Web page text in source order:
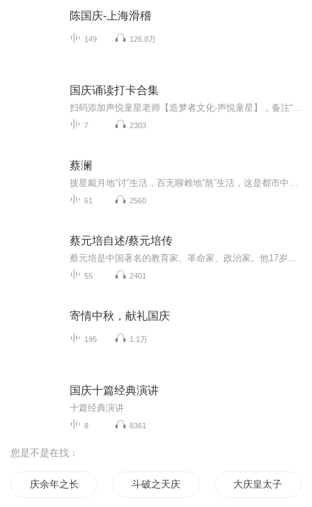
陈国庆-上海滑稽
149 126.8万
国庆诵读打卡合集
7 2303
蔡澜
61 2560
蔡元培自述/蔡元培传
55 2401
寄情中秋，献礼国庆
195 1.1万
国庆十篇经典演讲
十篇经典演讲
8 8361
您是不是在找：
庆余年之长歌行 斗破之天庆焰火 大庆皇太子